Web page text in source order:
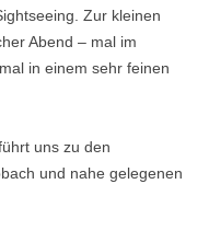
Zur kleinen
Abend – mal im
in einem sehr feinen
uns zu den
und nahe gelegenen